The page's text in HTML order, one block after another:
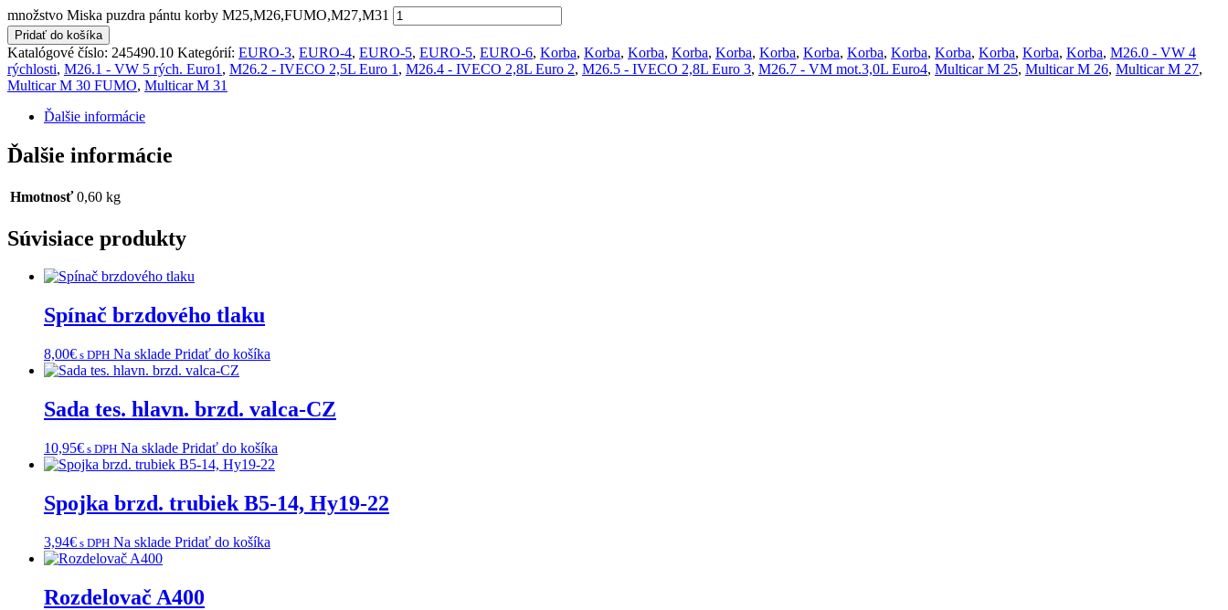
množstvo Miska puzdra pántu korby M25,M26,FUMO,M27,M31
Pridať do košíka
Katalógové číslo: 245490.10 Kategórií: EURO-3, EURO-4, EURO-5, EURO-5, EURO-6, Korba, Korba, Korba, Korba, Korba, Korba, Korba, Korba, Korba, Korba, Korba, Korba, Korba, M26.0 - VW 4
rýchlosti, M26.1 - VW 5 rých. Euro1 , M26.2 - IVECO 2,5L Euro 1 , M26.4 - IVECO 2,8L Euro 2, M26.5 - IVECO 2,8L Euro 3, M26.7 - VM mot.3,0L Euro4, Multicar M 25, Multicar M 26, Multicar M 27,
Multicar M 30 FUMO, Multicar M 31
Ďalšie informácie
Ďalšie informácie
Hmotnosť 0,60 kg
Súvisiace produkty
Spínač brzdového tlaku
8,00€ s DPH Na sklade Pridať do košíka
Sada tes. hlavn. brzd. valca-CZ
10,95€ s DPH Na sklade Pridať do košíka
Spojka brzd. trubiek B5-14, Hy19-22
3,94€ s DPH Na sklade Pridať do košíka
Rozdelovač A400